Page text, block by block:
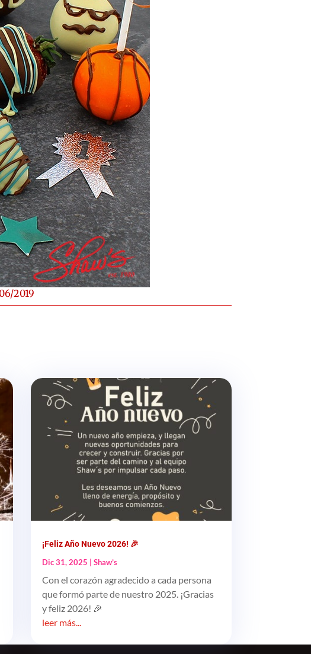
2019
¡Feliz Año Nuevo 2026! 🎉
Dic 31, 2025 |Shaw’s
Con el corazón agradecido a cada persona
que formó parte de nuestro 2025. ¡Gracias
y feliz 2026! 🎉
leer más...